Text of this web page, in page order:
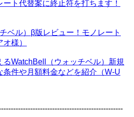
ート代替案に終止符を打ちます！
ベル）β版レビュー！モノレート
様）
るWatchBell（ウォッチベル）新規
条件や月額料金などを紹介（W-U